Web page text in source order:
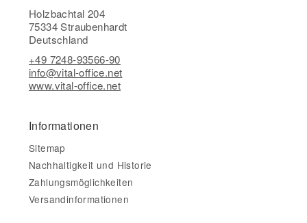
Holzbachtal 204
75334 Straubenhardt
Deutschland
+49 7248-93566-90
info@vital-office.net
www.vital-office.net
Informationen
Sitemap
Nachhaltigkeit und Historie
Zahlungsmöglichkeiten
Versandinformationen